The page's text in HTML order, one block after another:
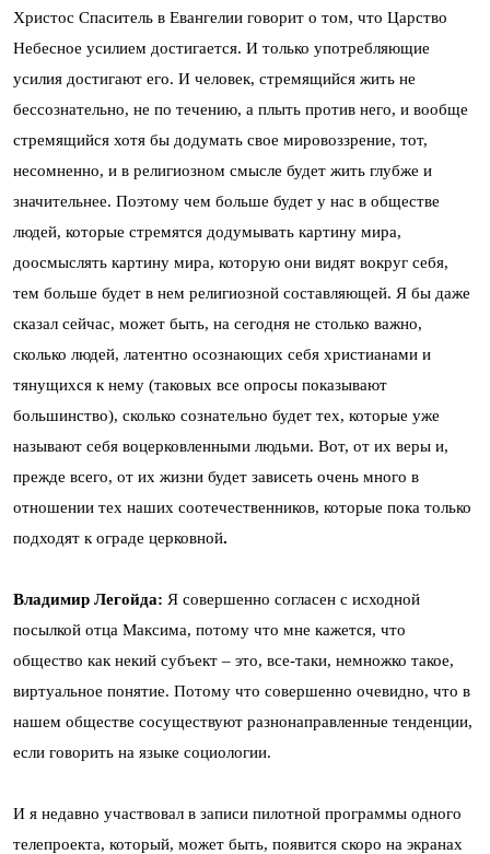
Христос Спаситель в Евангелии говорит о том, что Царство
Небесное усилием достигается. И только употребляющие
усилия достигают его. И человек, стремящийся жить не
бессознательно, не по течению, а плыть против него, и вообще
стремящийся хотя бы додумать свое мировоззрение, тот,
несомненно, и в религиозном смысле будет жить глубже и
значительнее. Поэтому чем больше будет у нас в обществе
людей, которые стремятся додумывать картину мира,
доосмыслять картину мира, которую они видят вокруг себя,
тем больше будет в нем религиозной составляющей. Я бы даже
сказал сейчас, может быть, на сегодня не столько важно,
сколько людей, латентно осознающих себя христианами и
тянущихся к нему (таковых все опросы показывают
большинство), сколько сознательно будет тех, которые уже
называют себя воцерковленными людьми. Вот, от их веры и,
прежде всего, от их жизни будет зависеть очень много в
отношении тех наших соотечественников, которые пока только
подходят к ограде церковной.
Владимир Легойда: Я совершенно согласен с исходной
посылкой отца Максима, потому что мне кажется, что
общество как некий субъект – это, все-таки, немножко такое,
виртуальное понятие. Потому что совершенно очевидно, что в
нашем обществе сосуществуют разнонаправленные тенденции,
если говорить на языке социологии.
И я недавно участвовал в записи пилотной программы одного
телепроекта, который, может быть, появится скоро на экранах